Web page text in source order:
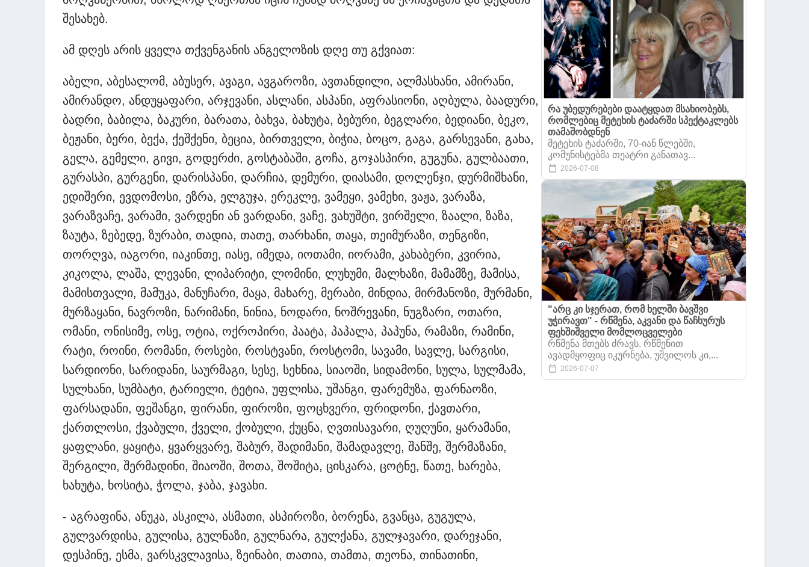
შესახებ.
ამ დღეს არის ყველა თქვენგანის ანგელოზის დღე თუ გქვიათ:
აბელი, აბესალომ, აბუსერ, ავაგი, ავგაროზი, ავთანდილი, ალმასხანი, ამირანი,
ამირანდო, ანდუყაფარი, არჯევანი, ასლანი, ასპანი, აფრასიონი, აღბულა, ბაადური,
ბადრი, ბაბილა, ბაკური, ბარათა, ბახვა, ბახუტა, ბებური, ბეგლარი, ბედიანი, ბეკო,
ბეჟანი, ბერი, ბექა, ქეშქენი, ბეცია, ბირთველი, ბიჭია, ბოცო, გაგა, გარსევანი, გახა,
გელა, გემელი, გივი, გოდერძი, გოსტაბაში, გოჩა, გოჯასპირი, გუგუნა, გულბაათი,
გურასპი, გურგენი, დარისპანი, დარჩია, დემური, დიასამი, დოლენჯი, დურმიშხანი,
ედიშერი, ევდომოსი, ეზრა, ელგუჯა, ერეკლე, ვამეყი, ვამეხი, ვაჟა, ვარაზა,
ვარაზვაჩე, ვარამი, ვარდენი ან ვარდანი, ვაჩე, ვახუშტი, ვირშელი, ზაალი, ზაზა,
ზაუტა, ზებედე, ზურაბი, თადია, თათე, თარხანი, თაყა, თეიმურაზი, თენგიზი,
თორღვა, იაგორი, იაკინთე, იასე, იმედა, იოთამი, იორამი, კახაბერი, კვირია,
კიკოლა, ლაშა, ლევანი, ლიპარიტი, ლომინი, ლუხუმი, მალხაზი, მამამზე, მამისა,
მამისთვალი, მამუკა, მანუჩარი, მაყა, მახარე, მერაბი, მინდია, მირმანოზი, მურმანი,
მურზაყანი, ნავროზი, ნარიმანი, ნინია, ნოდარი, ნოშრევანი, ნუგზარი, ოთარი,
ომანი, ონისიმე, ოსე, ოტია, ოქროპირი, პაატა, პაპალა, პაპუნა, რამაზი, რამინი,
რატი, როინი, რომანი, როსები, როსტვანი, როსტომი, სავამი, სავლე, სარგისი,
სარდიონი, სარიდანი, საურმაგი, სესე, სეხნია, სიაოში, სიდამონი, სულა, სულმამა,
სულხანი, სუმბატი, ტარიელი, ტეტია, უფლისა, უშანგი, ფარემუზა, ფარნაოზი,
ფარსადანი, ფეშანგი, ფირანი, ფიროზი, ფოცხვერი, ფრიდონი, ქავთარი,
ქართლოსი, ქვაბული, ქველი, ქობული, ქუცნა, ღვთისავარი, ღუღუნი, ყარამანი,
ყაფლანი, ყაყიტა, ყვარყვარე, შაბურ, შადიმანი, შამადავლე, შანშე, შერმაზანი,
შერგილი, შერმადინი, შიაოში, შოთა, შოშიტა, ცისკარა, ცოტნე, წათე, ხარება,
ხახუტა, ხოსიტა, ჭოლა, ჯაბა, ჯავახი.
- აგრაფინა, ანუკა, ასკილა, ასმათი, ასპიროზი, ბორენა, გვანცა, გუგულა,
გულვარდისა, გულისა, გულნაზი, გულნარა, გულქანა, გულჯავარი, დარეჯანი,
დესპინე, ესმა, ვარსკვლავისა, ზეინაბი, თათია, თამთა, თეონა, თინათინი,
რა უბედურებები დაატყდათ მსახიობებს,
რომლებიც მეტეხის ტაძარში სპექტაკლებს
თამაშობდნენ
მეტეხის ტაძარში, 70-იან წლებში,
კომუნისტებმა თეატრი განათავ...
2026-07-08
"არც კი სჯერათ, რომ ხელში ბავშვი
უჭირავთ" - რწმენა, აკვანი და წაჩხურუს
ფეხშიშველი მომლოცველები
რწმენა მთებს ძრავს. რწმენით
ავადმყოფიც იკურნება, უშვილოს კი,...
2026-07-07